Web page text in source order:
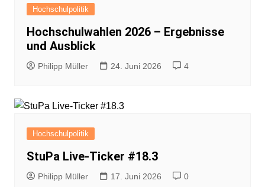
Hochschulpolitik
Hochschulwahlen 2026 – Ergebnisse
und Ausblick
Philipp Müller 24. Juni 2026 4
Hochschulpolitik
StuPa Live-Ticker #18.3
Philipp Müller 17. Juni 2026 0